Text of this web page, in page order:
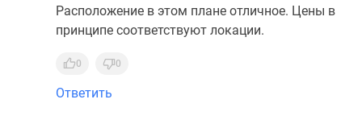
Расположение в этом плане отличное. Цены в
принципе соответствуют локации.
0 0
Ответить